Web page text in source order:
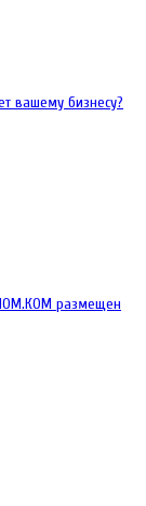
вашему бизнесу?
размещен